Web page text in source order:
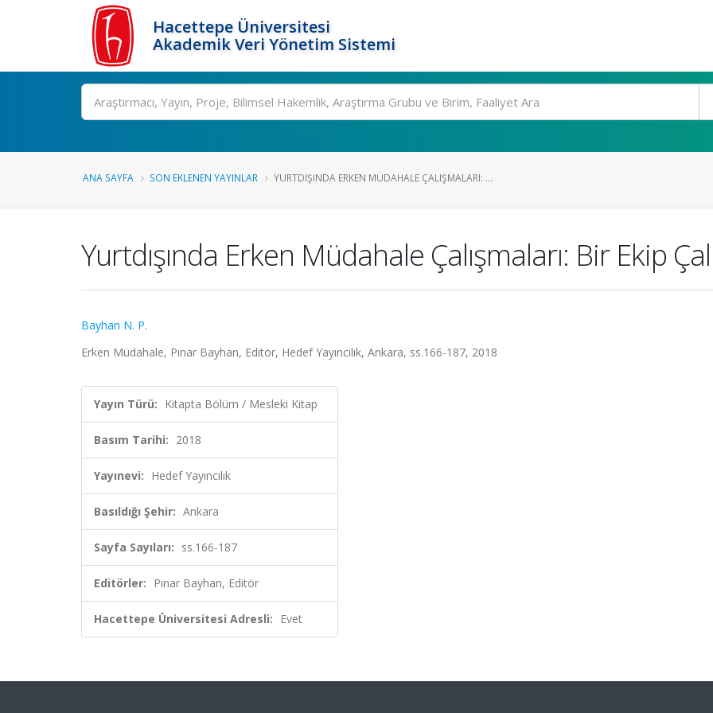
Hacettepe Üniversitesi
Akademik Veri Yönetim Sistemi
Ara
ANA SAYFA SON EKLENEN YAYINLAR YURTDIŞINDA ERKEN MÜDAHALE ÇALIŞMALARI: ...
Yurtdışında Erken Müdahale Çalışmaları: Bir Ekip
Bayhan N. P.
Erken Müdahale, Pınar Bayhan, Editör, Hedef Yayıncılık, Ankara, ss.166-187, 2018
Yayın Türü: Kitapta Bölüm / Mesleki Kitap
Basım Tarihi: 2018
Yayınevi: Hedef Yayıncılık
Basıldığı Şehir: Ankara
Sayfa Sayıları: ss.166-187
Editörler: Pınar Bayhan, Editör
Hacettepe Üniversitesi Adresli: Evet